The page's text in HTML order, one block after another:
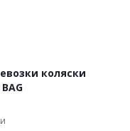
коляски